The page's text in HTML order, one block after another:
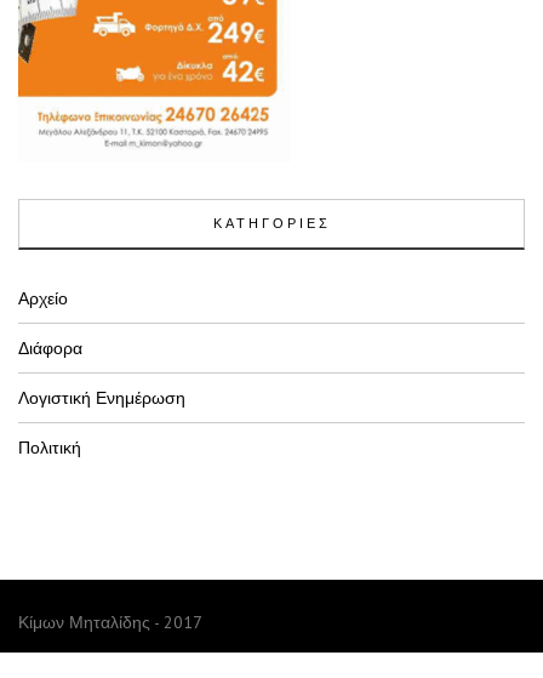
ΚΑΤΗΓΟΡΙΕΣ
Αρχείο
Διάφορα
Λογιστική Ενημέρωση
Πολιτική
Κίμων Μηταλίδης - 2017